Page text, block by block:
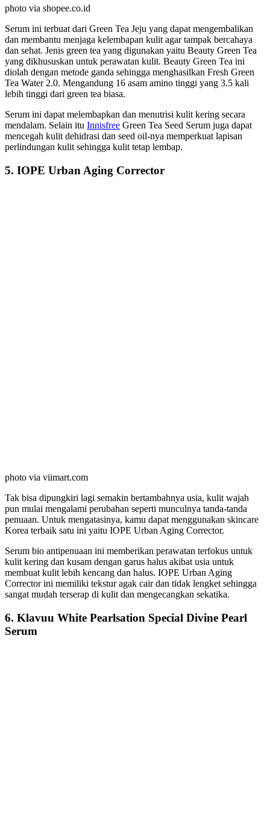
photo via shopee.co.id
Serum ini terbuat dari Green Tea Jeju yang dapat mengembalikan
dan membantu menjaga kelembapan kulit agar tampak bercahaya
dan sehat. Jenis green tea yang digunakan yaitu Beauty Green Tea
yang dikhususkan untuk perawatan kulit. Beauty Green Tea ini
diolah dengan metode ganda sehingga menghasilkan Fresh Green
Tea Water 2.0. Mengandung 16 asam amino tinggi yang 3.5 kali
lebih tinggi dari green tea biasa.
Serum ini dapat melembapkan dan menutrisi kulit kering secara
mendalam. Selain itu Innisfree Green Tea Seed Serum juga dapat
mencegah kulit dehidrasi dan seed oil-nya memperkuat lapisan
perlindungan kulit sehingga kulit tetap lembap.
5. IOPE Urban Aging Corrector
photo via viimart.com
Tak bisa dipungkiri lagi semakin bertambahnya usia, kulit wajah
pun mulai mengalami perubahan seperti munculnya tanda-tanda
penuaan. Untuk mengatasinya, kamu dapat menggunakan skincare
Korea terbaik satu ini yaitu IOPE Urban Aging Corrector.
Serum bio antipenuaan ini memberikan perawatan terfokus untuk
kulit kering dan kusam dengan garus halus akibat usia untuk
membuat kulit lebih kencang dan halus. IOPE Urban Aging
Corrector ini memiliki tekstur agak cair dan tidak lengket sehingga
sangat mudah terserap di kulit dan mengecangkan sekatika.
6. Klavuu White Pearlsation Special Divine Pearl
Serum